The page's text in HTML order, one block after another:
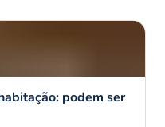
podem ser